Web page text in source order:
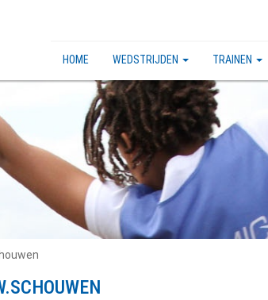
HOME WEDSTRIJDEN TRAINEN